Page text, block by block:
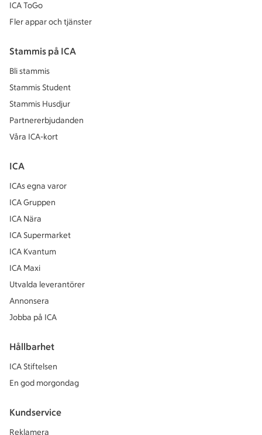
ICA ToGo
Fler appar och tjänster
Stammis på ICA
Bli stammis
Stammis Student
Stammis Husdjur
Partnererbjudanden
Våra ICA-kort
ICA
ICAs egna varor
ICA Gruppen
ICA Nära
ICA Supermarket
ICA Kvantum
ICA Maxi
Utvalda leverantörer
Annonsera
Jobba på ICA
Hållbarhet
ICA Stiftelsen
En god morgondag
Kundservice
Reklamera